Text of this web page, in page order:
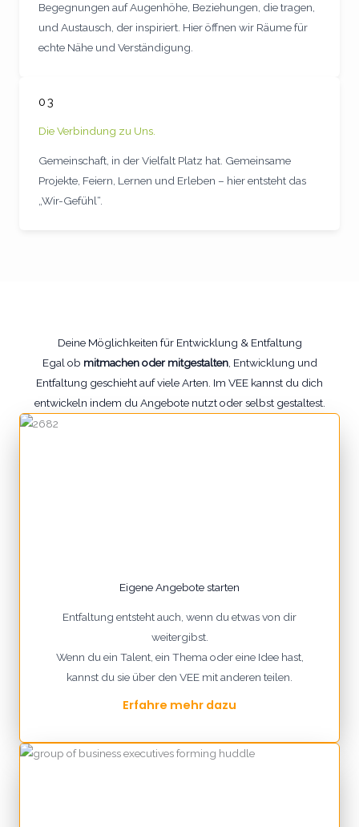
Begegnungen auf Augenhöhe, Beziehungen, die tragen,
und Austausch, der inspiriert. Hier öffnen wir Räume für
echte Nähe und Verständigung.
03
Die Verbindung zu Uns.
Gemeinschaft, in der Vielfalt Platz hat. Gemeinsame
Projekte, Feiern, Lernen und Erleben – hier entsteht das
„Wir-Gefühl“.
Deine Möglichkeiten für Entwicklung & Entfaltung
Egal ob mitmachen oder mitgestalten, Entwicklung und
Entfaltung geschieht auf viele Arten. Im VEE kannst du dich
entwickeln indem du Angebote nutzt oder selbst gestaltest.
Eigene Angebote starten
Entfaltung entsteht auch, wenn du etwas von dir
weitergibst.
Wenn du ein Talent, ein Thema oder eine Idee hast,
kannst du sie über den VEE mit anderen teilen.
Erfahre mehr dazu